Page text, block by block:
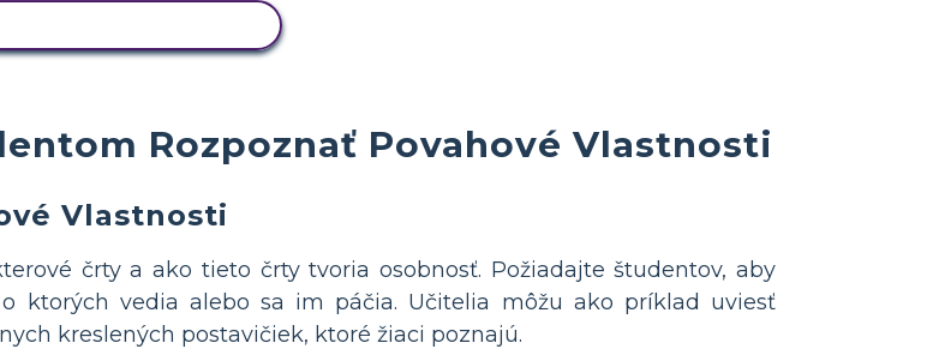
Rozpoznať Povahové Vlastnosti
Vlastnosti
črty a ako tieto črty tvoria osobnosť. Požiadajte študentov, aby
ktorých vedia alebo sa im páčia. Učitelia môžu ako príklad uviesť
kreslených postavičiek, ktoré žiaci poznajú.